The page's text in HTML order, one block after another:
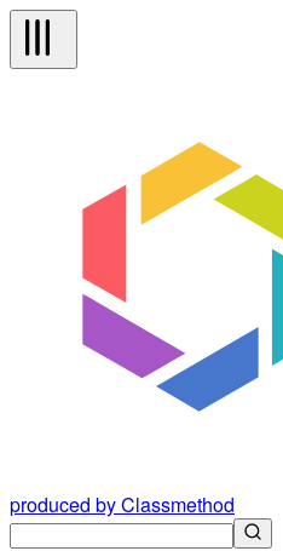
produced by Classmethod